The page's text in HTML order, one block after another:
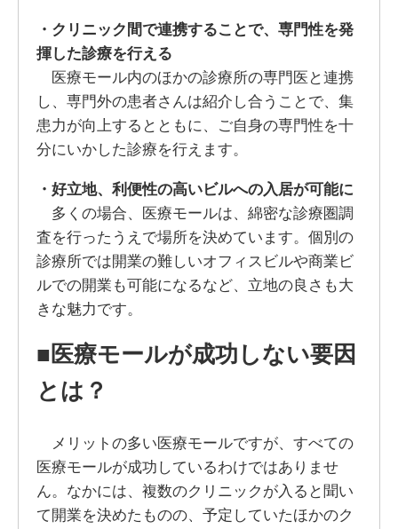
・クリニック間で連携することで、専門性を発
揮した診療を行える
医療モール内のほかの診療所の専門医と連携
し、専門外の患者さんは紹介し合うことで、集
患力が向上するとともに、ご自身の専門性を十
分にいかした診療を行えます。
・好立地、利便性の高いビルへの入居が可能に
多くの場合、医療モールは、綿密な診療圏調
査を行ったうえで場所を決めています。個別の
診療所では開業の難しいオフィスビルや商業ビ
ルでの開業も可能になるなど、立地の良さも大
きな魅力です。
■医療モールが成功しない要因
とは？
メリットの多い医療モールですが、すべての
医療モールが成功しているわけではありませ
ん。なかには、複数のクリニックが入ると聞い
て開業を決めたものの、予定していたほかのク